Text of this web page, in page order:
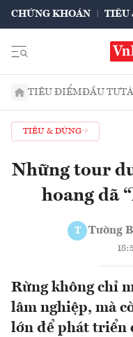
CHỨNG KHOÁN TIÊU
TIÊU ĐIỂMĐẦU TƯ
TIÊU & DÙNG
Những tour
hoang dã
T Tường
Rừng không chỉ
lâm nghiệp, mà
lớn để phát triển